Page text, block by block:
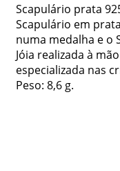
Scapulário prata
Scapulário em
numa medalha e o
Jóia realizada à
especializada nas
Peso: 8,6 g.